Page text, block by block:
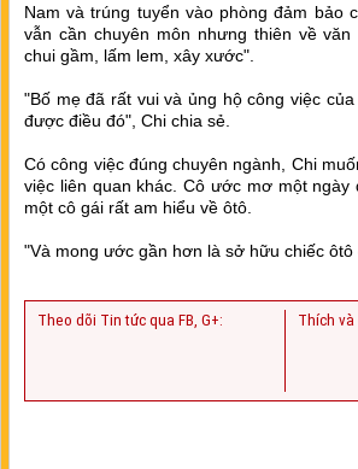
Nam và trúng tuyển vào phòng đảm bảo
vẫn cần chuyên môn nhưng thiên về
chui gầm, lấm lem, xây xước".
"Bố mẹ đã rất vui và ủng hộ công việc
được điều đó", Chi chia sẻ.
Có công việc đúng chuyên ngành, Chi
việc liên quan khác. Cô ước mơ một
một cô gái rất am hiểu về ôtô.
"Và mong ước gần hơn là sở hữu chiếc
Theo dõi Tin tức qua FB, G+: Thích